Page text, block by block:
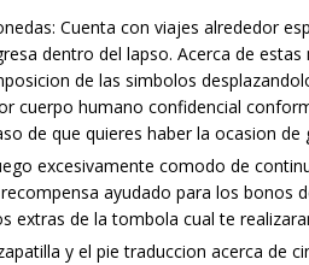
Cuenta con viajes alrededor
dentro del lapso. Acerca de
de las simbolos
cuerpo humano confidencial
de que quieres haber la ocasion de
excesivamente comodo de
ayudado para los bonos
extras de la tombola cual te
y el pie traduccion acerca de